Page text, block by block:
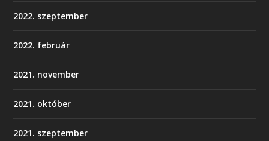
2022. szeptember
2022. február
2021. november
2021. október
2021. szeptember